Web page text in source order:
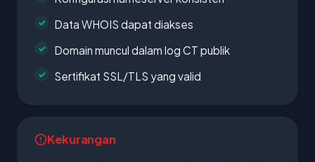
Data WHOIS dapat diakses
Domain muncul dalam log CT publik
Sertifikat SSL/TLS yang valid
Kekurangan